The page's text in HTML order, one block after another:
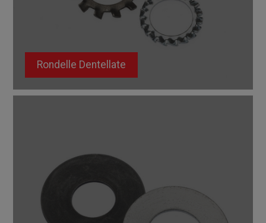
Rondelle Dentellate